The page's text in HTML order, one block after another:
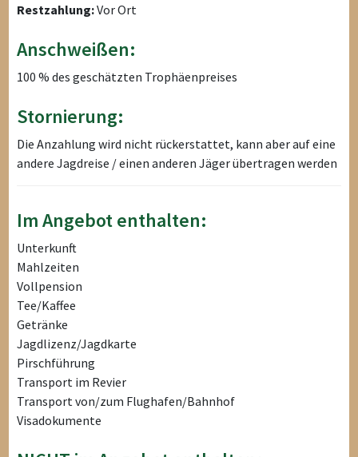
Restzahlung:Vor Ort
Anschweißen:
100 % des geschätzten Trophäenpreises
Stornierung:
Die Anzahlung wird nicht rückerstattet, kann aber auf eine
andere Jagdreise / einen anderen Jäger übertragen werden
Im Angebot enthalten:
Unterkunft
Mahlzeiten
Vollpension
Tee/Kaffee
Getränke
Jagdlizenz/Jagdkarte
Pirschführung
Transport im Revier
Transport von/zum Flughafen/Bahnhof
Visadokumente